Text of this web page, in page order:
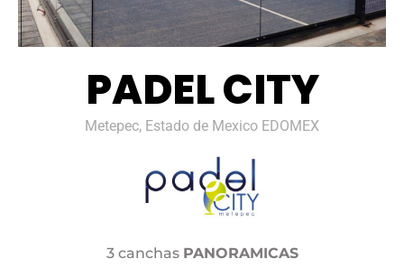
PADEL CITY
Metepec, Estado de Mexico EDOMEX
3 canchas PANORAMICAS